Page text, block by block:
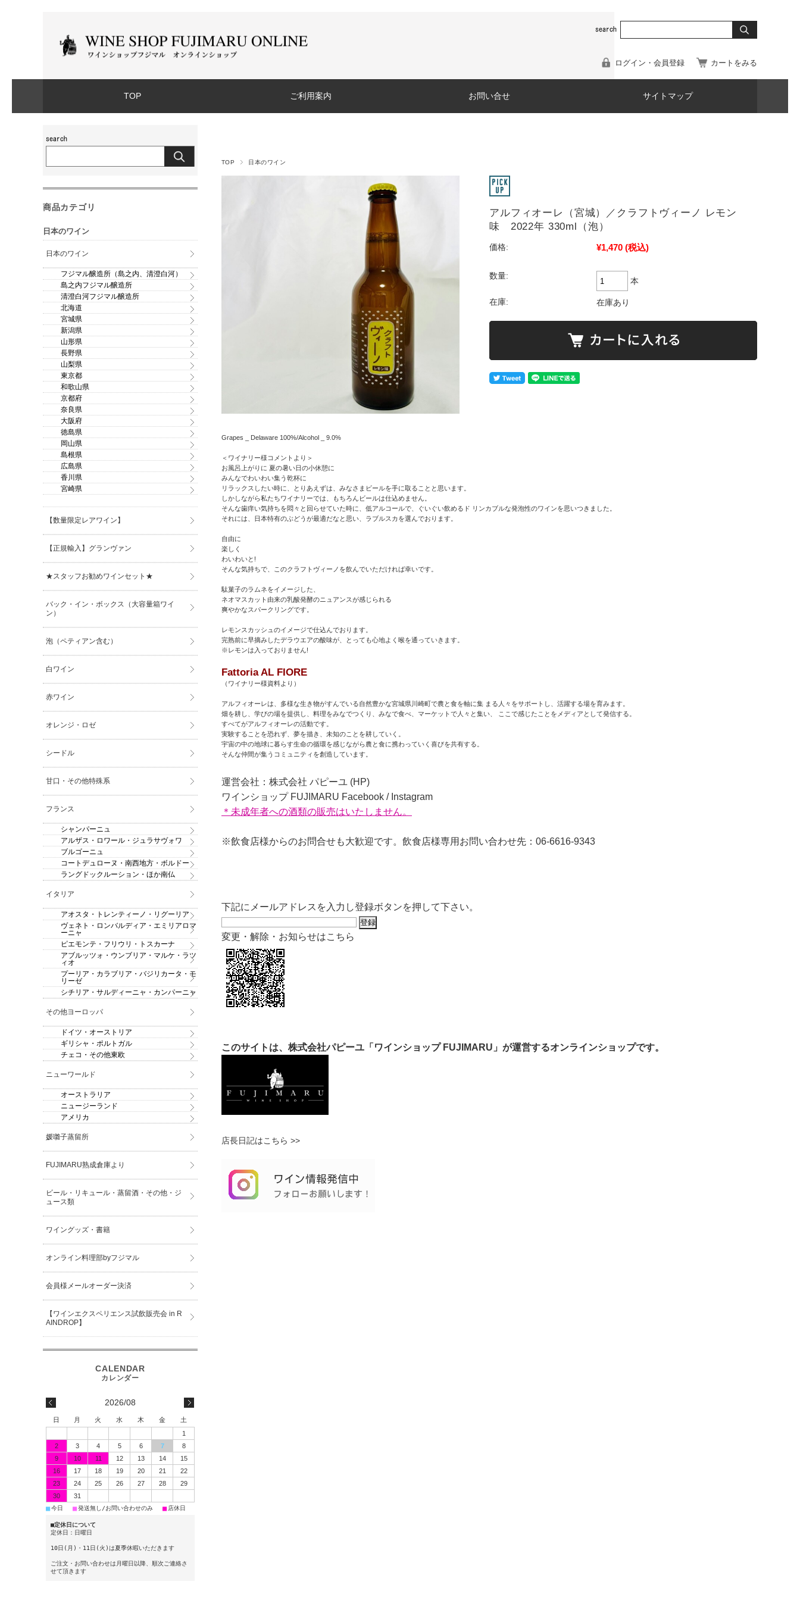
ログイン・会員登録 カートをみる
TOP ご利用案内 お問い合せ サイトマップ
TOP 日本のワイン
アルフィオーレ（宮城）／クラフトヴィーノ レモン
味 2022年 330ml（泡）
価格: ¥1,470 (税込)
数量:
本
在庫: 在庫あり
Grapes _ Delaware 100%/Alcohol _ 9.0%
＜ワイナリー様コメントより＞
お風呂上がりに 夏の暑い日の小休憩に
みんなでわいわい集う乾杯に
リラックスしたい時に、とりあえずは、みなさまビールを手に取ることと思います。
しかしながら私たちワイナリーでは、もちろんビールは仕込めません。
そんな歯痒い気持ちを悶々と回らせていた時に、低アルコールで、ぐいぐい飲めるド リンカブルな発泡性のワインを思いつきました。
それには、日本特有のぶどうが最適だなと思い、ラブルスカを選んでおります。
自由に
楽しく
わいわいと!
そんな気持ちで、このクラフトヴィーノを飲んでいただければ幸いです。
駄菓子のラムネをイメージした、
ネオマスカット由来の乳酸発酵のニュアンスが感じられる
爽やかなスパークリングです。
レモンスカッシュのイメージで仕込んでおります。
完熟前に早摘みしたデラウエアの酸味が、とっても心地よく喉を通っていきます。
※レモンは入っておりません!
Fattoria AL FIORE
（ワイナリー様資料より）
アルフィオーレは、多様な生き物がすんでいる自然豊かな宮城県川崎町で農と食を軸に集 まる人々をサポートし、活躍する場を育みます。
畑を耕し、学びの場を提供し、料理をみなでつくり、みなで食べ、マーケットで人々と集い、 ここで感じたことをメディアとして発信する。
すべてがアルフィオーレの活動です。
実験することを恐れず、夢を描き、未知のことを耕していく。
宇宙の中の地球に暮らす生命の循環を感じながら農と食に携わっていく喜びを共有する。
そんな仲間が集うコミュニティを創造しています。
運営会社：株式会社 パピーユ (HP)
ワインショップ FUJIMARU Facebook / Instagram
＊未成年者への酒類の販売はいたしません。
※飲食店様からのお問合せも大歓迎です。飲食店様専用お問い合わせ先：06-6616-9343
商品カテゴリ
日本のワイン
日本のワイン
フジマル醸造所（島之内、清澄白河）
島之内フジマル醸造所
清澄白河フジマル醸造所
北海道
宮城県
新潟県
山形県
長野県
山梨県
東京都
和歌山県
京都府
奈良県
大阪府
徳島県
岡山県
島根県
広島県
香川県
宮崎県
【数量限定レアワイン】
【正規輸入】グランヴァン
★スタッフお勧めワインセット★
バック・イン・ボックス（大容量箱ワイ
ン）
泡（ペティアン含む）
白ワイン
赤ワイン
オレンジ・ロゼ
シードル
甘口・その他特殊系
フランス
シャンパーニュ
アルザス・ロワール・ジュラサヴォワ
ブルゴーニュ
コートデュローヌ・南西地方・ボルドー
ラングドックルーション・ほか南仏
イタリア
アオスタ・トレンティーノ・リグーリア
ヴェネト・ロンバルディア・エミリアロマ
ーニャ
ピエモンテ・フリウリ・トスカーナ
アブルッツォ・ウンブリア・マルケ・ラツ
ィオ
プーリア・カラブリア・バジリカータ・モ
リーゼ
シチリア・サルディーニャ・カンパーニャ
その他ヨーロッパ
ドイツ・オーストリア
ギリシャ・ポルトガル
チェコ・その他東欧
ニューワールド
オーストラリア
ニュージーランド
アメリカ
媛囃子蒸留所
FUJIMARU熟成倉庫より
ビール・リキュール・蒸留酒・その他・ジ
ュース類
ワイングッズ・書籍
オンライン料理部byフジマル
会員様メールオーダー決済
【ワインエクスペリエンス試飲販売会 in R
AINDROP】
2026/08
日 月 火 水 木 金
土
1
2
3 4 5 6 7
8
9
10 11 12 13 14
15
16
17 18 19 20 21
22
23
24 25 26 27 28
29
30
31
■今日 ■発送無し/お問い合わせのみ ■ 店休日
■定休日について
定休日：日曜日
10日(月)・11日(火)は夏季休暇いただきます
ご注文・お問い合わせは月曜日以降、順次ご連絡さ
せて頂きます
下記にメールアドレスを入力し登録ボタンを押して下さい。
変更・解除・お知らせはこちら
このサイトは、株式会社パピーユ「ワインショップ FUJIMARU」が運営するオンラインショップです。
店長日記はこちら >>